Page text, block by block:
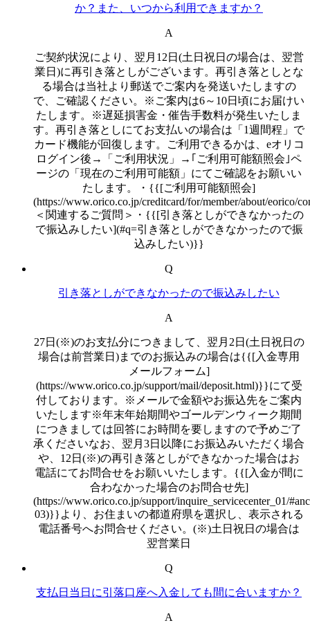
か？また、いつから利用できますか？
A
ご契約状況により、翌月12日(土日祝日の場合は、翌営
業日)に再引き落としがございます。再引き落としとな
る場合は当社より郵送でご案内を発送いたしますの
で、ご確認ください。※ご案内は6～10日頃にお届けい
たします。※遅延損害金・催告手数料が発生いたしま
す。再引き落としにてお支払いの場合は「1週間程」で
カード機能が回復します。ご利用できるかは、eオリコ
ログイン後→「ご利用状況」→｢ご利用可能額照会｣ペ
ージの「現在のご利用可能額」にてご確認をお願いい
たします。・{{[ご利用可能額照会]
(https://www.orico.co.jp/creditcard/for/member/about/eorico/
＜関連するご質問＞・{{[引き落としができなかったの
で振込みしたい](#q=引き落としができなかったので振
込みしたい)}}
Q
引き落としができなかったので振込みしたい
A
27日(※)のお支払分につきまして、翌月2日(土日祝日の
場合は前営業日)までのお振込みの場合は{{[入金専用
メールフォーム]
(https://www.orico.co.jp/support/mail/deposit.html)}}にて受
付しております。※メールで金額やお振込先をご案内
いたします※年末年始期間やゴールデンウィーク期間
につきましては回答にお時間を要しますので予めご了
承くださいなお、翌月3日以降にお振込みいただく場合
や、12日(※)の再引き落としができなかった場合はお
電話にてお問合せをお願いいたします。{{[入金が間に
合わなかった場合のお問合せ先]
(https://www.orico.co.jp/support/inquire_servicecenter_01/
03)}}より、お住まいの都道府県を選択し、表示される
電話番号へお問合せください。(※)土日祝日の場合は
翌営業日
Q
支払日当日に引落口座へ入金しても間に合いますか？
A